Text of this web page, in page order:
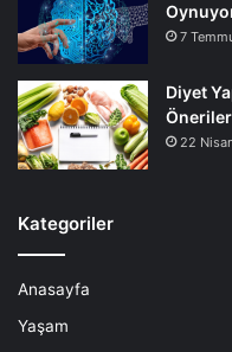
7
Diyet
Öneriler
22
Kategoriler
Anasayfa
Yaşam